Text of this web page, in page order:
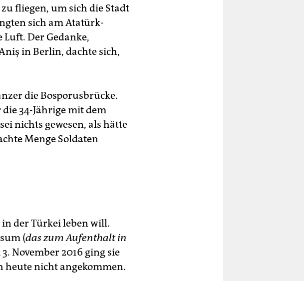
fliegen, um sich die Stadt
sich am Atatürk-
Der Gedanke,
in Berlin, dachte sich,
die Bosporusbrücke.
34-Jährige mit dem
nichts gewesen, als hätte
Menge Soldaten
der Türkei leben will.
(das zum Aufenthalt in
3. November 2016 ging sie
heute nicht angekommen.